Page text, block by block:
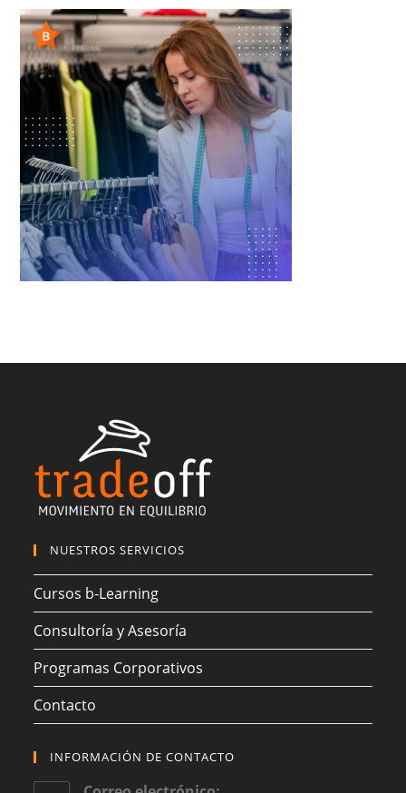
NUESTROS SERVICIOS
Cursos b-Learning
Consultoría y Asesoría
Programas Corporativos
Contacto
INFORMACIÓN DE CONTACTO